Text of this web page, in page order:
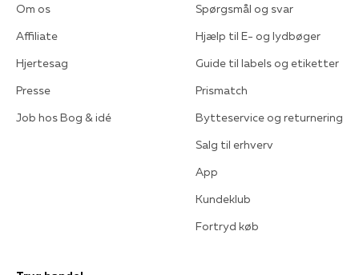
Om os
Affiliate
Hjertesag
Presse
Job hos Bog & idé
Spørgsmål og svar
Hjælp til E- og lydbøger
Guide til labels og etiketter
Prismatch
Bytteservice og returnering
Salg til erhverv
App
Kundeklub
Fortryd køb